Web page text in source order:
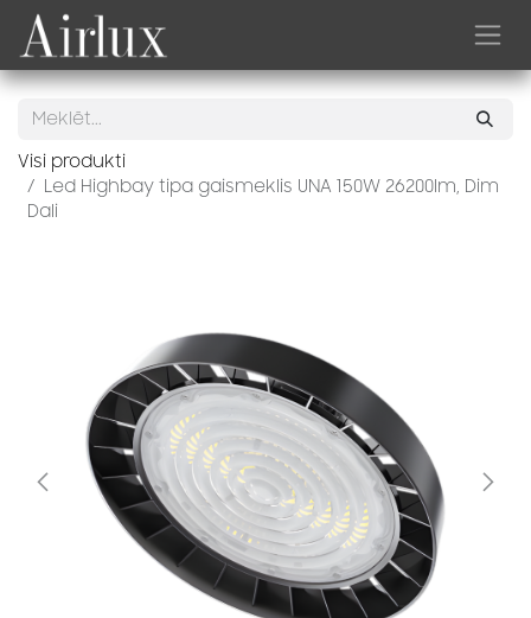
Skip to Content
Visi produkti
Led Highbay tipa gaismeklis UNA 150W 26200lm, Dim
Dali